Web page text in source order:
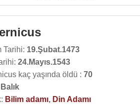
Tarihi: 19.Şubat.1473
24.Mayıs.1543
kaç yaşında öldü : 70
Balık
Bilim adamı, Din Adamı